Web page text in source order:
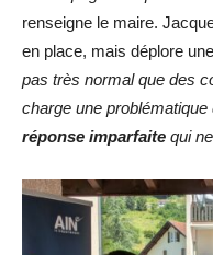
renseigne le maire.
en place, mais déplore une
pas très normal que des
charge une problématique
réponse imparfaite qui